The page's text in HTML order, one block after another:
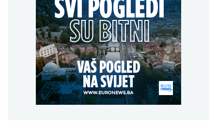
aktivan, gust dim
otežava gašenje iz zraka
AKTUELNO
Požar kod Konjica i dalje
aktivan, gust dim
otežava gašenje iz zraka
Grčka dronovima
kontrolisala više od 300
plaža zbog nelegalnog
zauzimanja obale
Španija postavila
ultimatum Italiji da ukine
granične kontrole
FOKUS
Amerikanci
upozoravaju: Putin bi
mogao testirati NATO
ograničenim napadom,
djece moraju platiti 942
miliona dolara
KULTURA
Rat i pijesak prijete
drevnim piramidama
Meroe u Sudanu